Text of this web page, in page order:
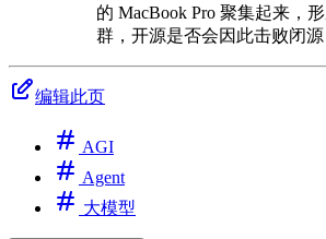
的 MacBook Pro 聚集起来，
群，开源是否会因此击败闭源
编辑此页
AGI
Agent
大模型